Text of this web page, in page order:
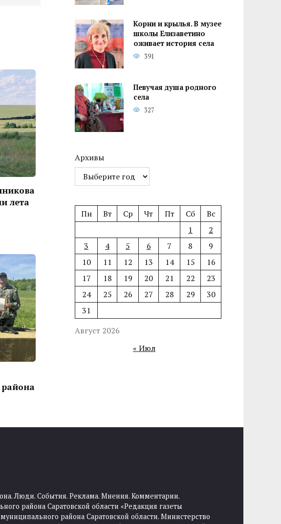
лета
Корни и крылья. В музее
школы Елизаветино
оживает история села
391
Певучая душа родного
села
327
Архивы
Август 2026
Пн Вт Ср Чт Пт Сб
Вс
1
2
3
4 5 6 7 8
9
10
11 12 13 14 15
16
17
18 19 20 21 22
23
24
25 26 27 28 29
30
31
« Июл
Люди. События. Реклама. Мнения. Комментарии.
района Саратовской области «Редакция газеты
района Саратовской области. Министерство